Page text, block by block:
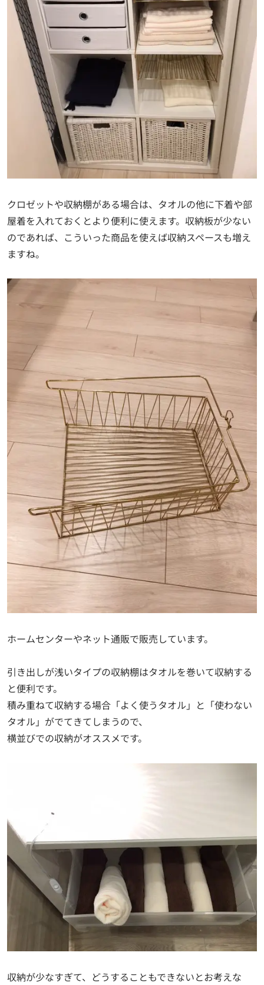
クロゼットや収納棚がある場合は、タオルの他に下着や部
屋着を入れておくとより便利に使えます。収納板が少ない
のであれば、こういった商品を使えば収納スペースも増え
ますね。
ホームセンターやネット通販で販売しています。
引き出しが浅いタイプの収納棚はタオルを巻いて収納する
と便利です。
積み重ねて収納する場合「よく使うタオル」と「使わない
タオル」がでてきてしまうので、
横並びでの収納がオススメです。
収納が少なすぎて、どうすることもできないとお考えな